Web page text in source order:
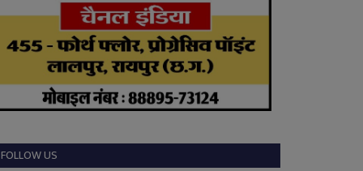
FOLLOW US